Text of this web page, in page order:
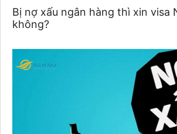
Bị nợ xấu ngân hàng thì xin visa
không?